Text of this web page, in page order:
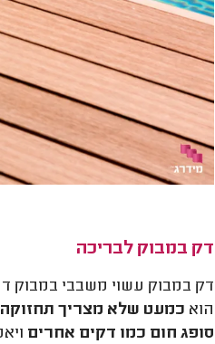
דק במבוק לבריכה
דק במבוק עשוי משבבי במבוק
הוא כמעט שלא מצריך תחזוקה
סופג חום כמו דקים אחרים